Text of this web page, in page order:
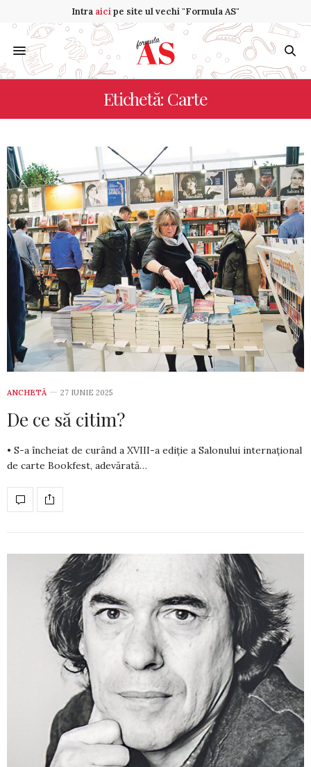
Intra aicipe site ul vechi "Formula AS"
Etichetă: Carte
ANCHETĂ 27 IUNIE 2025
De ce să citim?
• S-a încheiat de curând a XVIII-a ediție a Salonului internațional
de carte Bookfest, adevărată…